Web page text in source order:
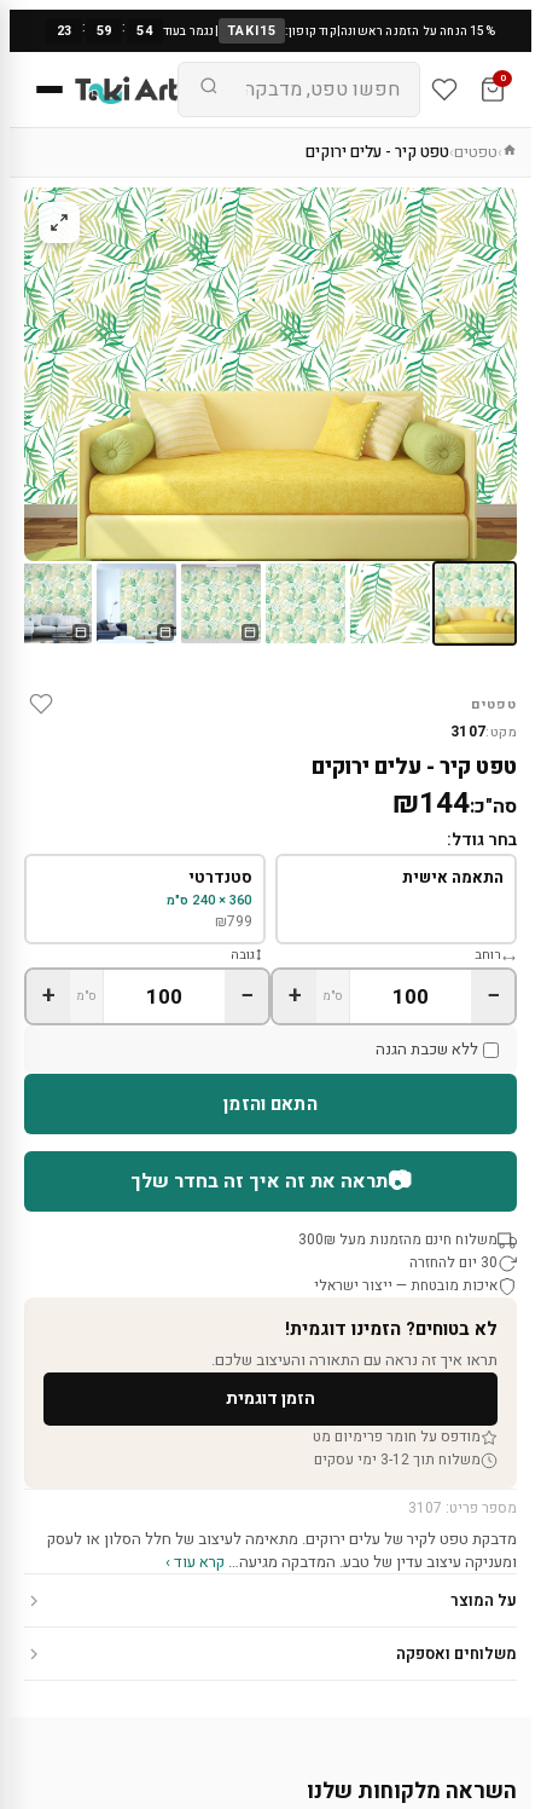
15% הנחה על הזמנה ראשונה |קוד קופון: TAKI15
|נגמר בעוד 23 : 59 : 53
0
›טפטים›טפט קיר - עלים ירוקים
טפטים
מקט:3107
טפט קיר - עלים ירוקים
סה"כ:₪144
בחר גודל:
התאמה אישית סטנדרטי
360 × 240 ס"מ
₪799
רוחב
− ס"מ +
גובה
− ס"מ +
ללא שכבת הגנה
התאם והזמן
📷תראה את זה איך זה בחדר שלך
משלוח חינם מהזמנות מעל 300₪
30 יום להחזרה
איכות מובטחת — ייצור ישראלי
לא בטוחים? הזמינו דוגמית!
תראו איך זה נראה עם התאורה והעיצוב שלכם.
הזמן דוגמית
מודפס על חומר פרימיום מט
משלוח תוך 3-12 ימי עסקים
מספר פריט: 3107
מדבקת טפט לקיר של עלים ירוקים. מתאימה לעיצוב של חלל הסלון או לעסק
ומעניקה עיצוב עדין של טבע. המדבקה מגיעה… קרא עוד ›
על המוצר
משלוחים ואספקה
השראה מלקוחות שלנו